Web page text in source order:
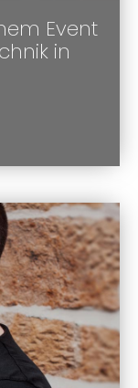
Event
in